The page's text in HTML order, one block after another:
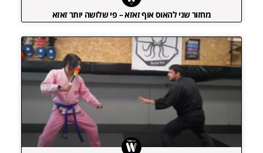
מחזור שני להאוס אוף זאזא – פי שלושה יותר זאזא